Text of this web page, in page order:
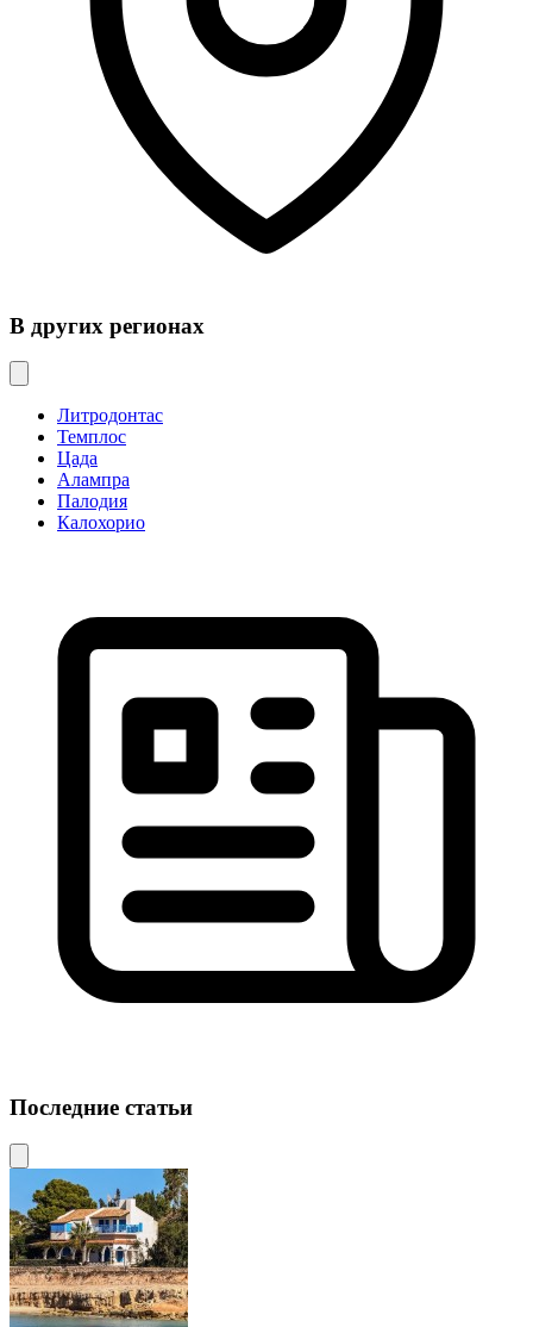
В других регионах
Литродонтас
Темплос
Цада
Алампра
Палодия
Калохорио
Последние статьи